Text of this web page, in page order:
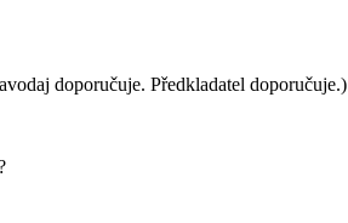
doporučuje. Předkladatel doporučuje.)